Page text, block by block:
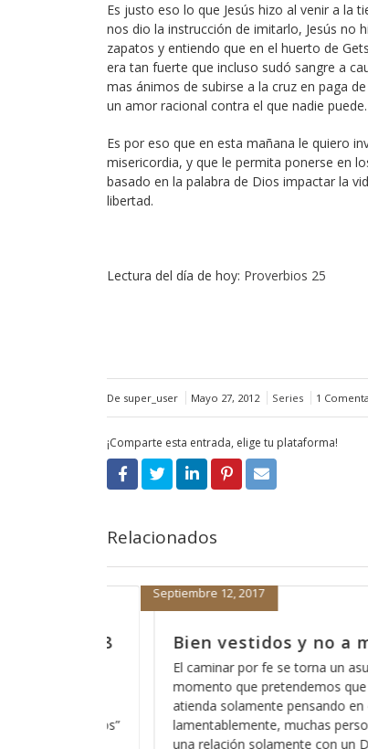
Es justo eso lo que Jesús hizo al venir a la
nos dio la instrucción de imitarlo, Jesús no
zapatos y entiendo que en el huerto de
era tan fuerte que incluso sudó sangre a
mas ánimos de subirse a la cruz en paga
un amor racional contra el que nadie puede.
Es por eso que en esta mañana le quiero
misericordia, y que le permita ponerse en
basado en la palabra de Dios impactar la
libertad.
Lectura del día de hoy: Proverbios 25
De super_user Mayo 27, 2012 Series 1
¡Comparte esta entrada, elige tu plataforma!
Relacionados
parte 7 Bien vestidos y no a
Septiembre 11, 2017
La herramienta más común de
usar la palabra de Dios en
para confundirnos y es algo que
pues nos hace creer que
pero en realidad solo es la